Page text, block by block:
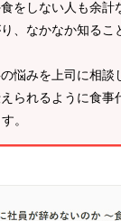
をしない人も余
、なかなか知る
悩みを上司に相
られるように食
。